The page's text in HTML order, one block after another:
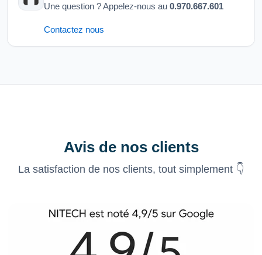
Une question ? Appelez-nous au 0.970.667.601
Contactez nous
Avis de nos clients
La satisfaction de nos clients, tout simplement 👇